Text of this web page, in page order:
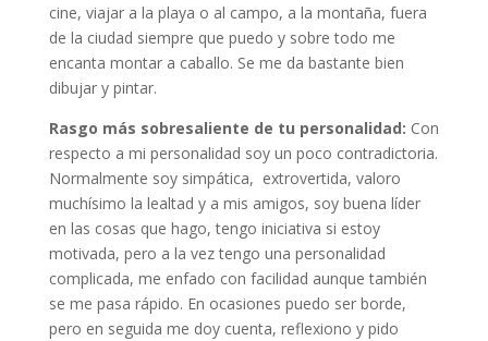
cine, viajar a la playa o al campo, a la montaña, fuera
de la ciudad siempre que puedo y sobre todo me
encanta montar a caballo. Se me da bastante bien
dibujar y pintar.
Rasgo más sobresaliente de tu personalidad: Con
respecto a mi personalidad soy un poco contradictoria.
Normalmente soy simpática, extrovertida, valoro
muchísimo la lealtad y a mis amigos, soy buena líder
en las cosas que hago, tengo iniciativa si estoy
motivada, pero a la vez tengo una personalidad
complicada, me enfado con facilidad aunque también
se me pasa rápido. En ocasiones puedo ser borde,
pero en seguida me doy cuenta, reflexiono y pido